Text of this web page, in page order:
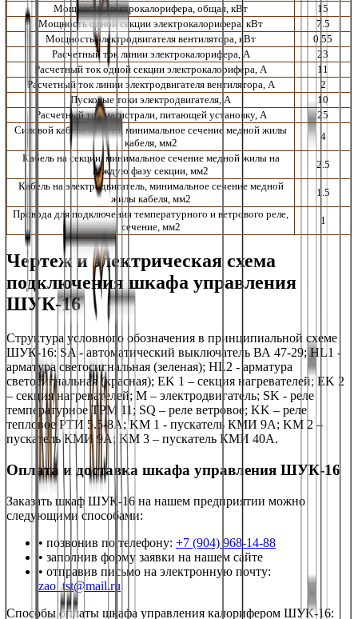
Мощность электрокалорифера, общая, кВт
15
Мощность одной секции электрокалорифера, кВт
7.5
Мощность электродвигателя вентилятора, кВт
0.55
Расчетный ток линии электрокалорифера, А
23
Расчетный ток одной секции электрокалорифера, А
11
Расчетный ток линии электродвигателя вентилятора, А
2
Пусковые токи электродвигателя, А
10
Расчетный ток магистрали, питающей установку, А
25
Силовой кабель от сети, минимальное сечение медной жилы
кабеля, мм2
4
Кабель на секции, минимальное сечение медной жилы на
каждую фазу секции, мм2
2.5
Кабель на электродвигатель, минимальное сечение медной
жилы кабеля, мм2
1.5
Провода для подключения температурного и ветрового реле,
сечение, мм2
1
Чертеж и электрическая схема
подключения шкафа управления
ШУК-16
Структура условного обозначения в принципиальной схеме
ШУК-16: SA - автоматический выключатель ВА 47-29; HL1 -
арматура светосигнальная (зеленая); HL2 - арматура
светосигнальная (красная); EK 1 – секция нагревателей; EK 2
– секция нагревателей; M – электродвигатель; SK - реле
температурное ТРМ 11; SQ – реле ветровое; KK – реле
тепловое РТИ 5.5-8А; KM 1 - пускатель КМИ 9А; KM 2 –
пускатель КМИ 9А; KM 3 – пускатель КМИ 40А.
Оплата и доставка шкафа управления ШУК-16
Заказать шкаф ШУК-16 на нашем предприятии можно
следующими способами:
• позвонив по телефону: +7 (904) 968-14-88
• заполнив форму заявки на нашем сайте
• отправив письмо на электронную почту:
zao_tst@mail.ru
Способы оплаты шкафа управления калорифером ШУК-16: